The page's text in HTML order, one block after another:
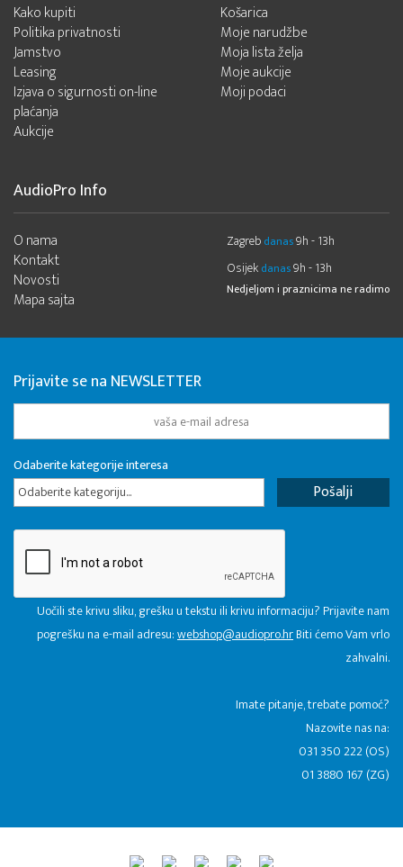
Kako kupiti
Politika privatnosti
Jamstvo
Leasing
Izjava o sigurnosti on-line
plaćanja
Aukcije
Košarica
Moje narudžbe
Moja lista želja
Moje aukcije
Moji podaci
AudioPro Info
O nama
Kontakt
Novosti
Mapa sajta
Zagreb danas9h - 13h
Osijek danas9h - 13h
Nedjeljom i praznicima ne radimo
Prijavite se na NEWSLETTER
Odaberite kategorije interesa
Odaberite kategoriju...
Uočili ste krivu sliku, grešku u tekstu ili krivu informaciju? Prijavite nam
pogrešku na e-mail adresu:webshop@audiopro.hrBiti ćemo Vam vrlo
zahvalni.
​Imate pitanje, trebate pomoć?
Nazovite nas na:
031 350 222 (OS)
01 3880 167 (ZG)